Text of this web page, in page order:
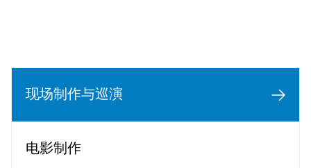
现场制作与巡演
电影制作